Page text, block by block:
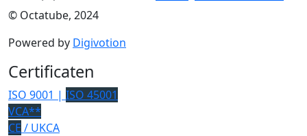
© Octatube, 2024
Powered by Digivotion
Certificaten
ISO 9001 | ISO 45001
VCA**
CE / UKCA